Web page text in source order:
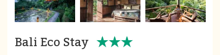
Bali Eco Stay